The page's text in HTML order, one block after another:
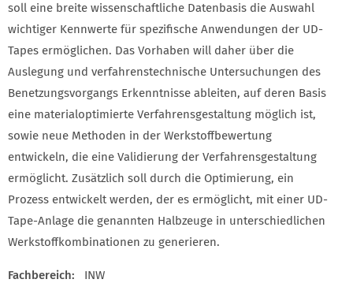
soll eine breite wissenschaftliche Datenbasis die Auswahl
wichtiger Kennwerte für spezifische Anwendungen der UD-
Tapes ermöglichen. Das Vorhaben will daher über die
Auslegung und verfahrenstechnische Untersuchungen des
Benetzungsvorgangs Erkenntnisse ableiten, auf deren Basis
eine materialoptimierte Verfahrensgestaltung möglich ist,
sowie neue Methoden in der Werkstoffbewertung
entwickeln, die eine Validierung der Verfahrensgestaltung
ermöglicht. Zusätzlich soll durch die Optimierung, ein
Prozess entwickelt werden, der es ermöglicht, mit einer UD-
Tape-Anlage die genannten Halbzeuge in unterschiedlichen
Werkstoffkombinationen zu generieren.
Fachbereich: INW